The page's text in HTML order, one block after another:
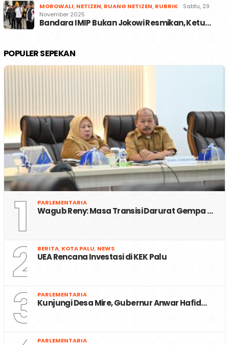
MOROWALI, NETIZEN, RUANG NETIZEN, RUBRIK
Sabtu, 29
November 2025
Bandara IMIP Bukan Jokowi Resmikan, Ketu…
POPULER SEPEKAN
1 PARLEMENTARIA
Wagub Reny: Masa Transisi Darurat Gempa …
2 BERITA, KOTA PALU, NEWS
UEA Rencana Investasi di KEK Palu
3 PARLEMENTARIA
Kunjungi Desa Mire, Gubernur Anwar Hafid…
PARLEMENTARIA